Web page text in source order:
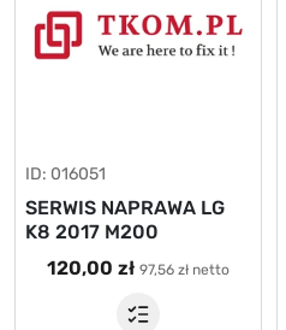
ID: 016051
SERWIS NAPRAWA LG
K8 2017 M200
120,00 zł 97,56 zł netto